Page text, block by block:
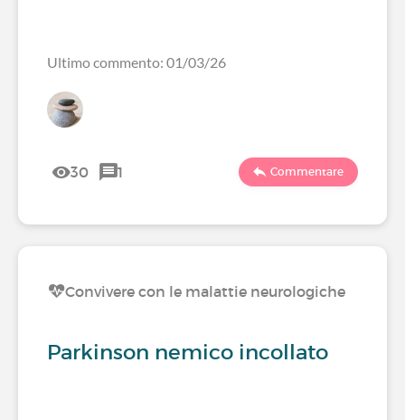
Ultimo commento: 01/03/26
30 1 Commentare
Convivere con le malattie neurologiche
Parkinson nemico incollato